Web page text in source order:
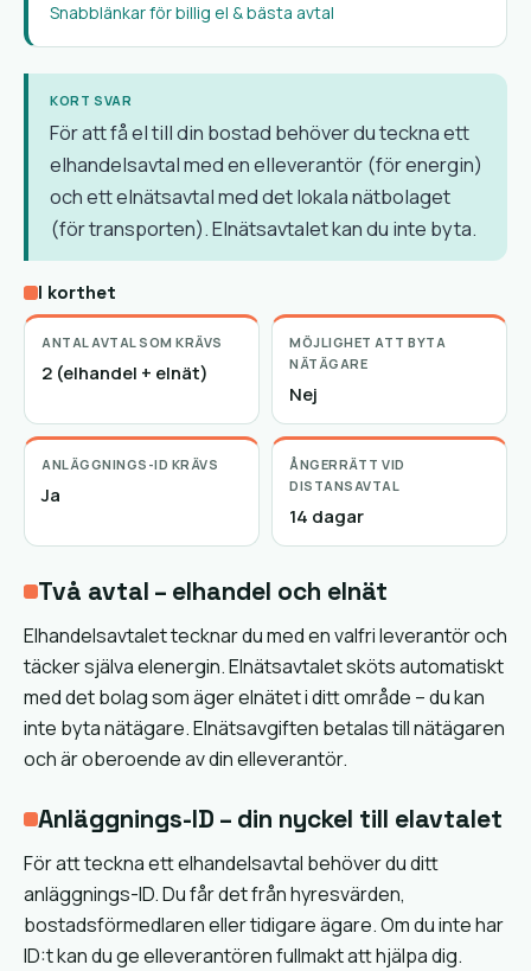
Snabblänkar för billig el & bästa avtal
KORT SVAR
För att få el till din bostad behöver du teckna ett
elhandelsavtal med en elleverantör (för energin)
och ett elnätsavtal med det lokala nätbolaget
(för transporten). Elnätsavtalet kan du inte byta.
I korthet
ANTAL AVTAL SOM KRÄVS
2 (elhandel + elnät)
MÖJLIGHET ATT BYTA
NÄTÄGARE
Nej
ANLÄGGNINGS-ID KRÄVS
Ja
ÅNGERRÄTT VID
DISTANSAVTAL
14 dagar
Två avtal – elhandel och elnät
Elhandelsavtalet tecknar du med en valfri leverantör och
täcker själva elenergin. Elnätsavtalet sköts automatiskt
med det bolag som äger elnätet i ditt område – du kan
inte byta nätägare. Elnätsavgiften betalas till nätägaren
och är oberoende av din elleverantör.
Anläggnings-ID – din nyckel till elavtalet
För att teckna ett elhandelsavtal behöver du ditt
anläggnings-ID. Du får det från hyresvärden,
bostadsförmedlaren eller tidigare ägare. Om du inte har
ID:t kan du ge elleverantören fullmakt att hjälpa dig.